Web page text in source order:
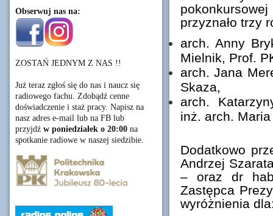
Obserwuj nas na:
ZOSTAŃ JEDNYM Z NAS !!
Już teraz zgłoś się do nas i naucz się
radiowego fachu. Zdobądź cenne
doświadczenie i staż pracy. Napisz na
nasz adres e-mail lub na FB lub
przyjdź w poniedziałek o 20:00 na
spotkanie radiowe w naszej siedzibie.
przyznało trzy
arch. Anny
Mielnik, Prof.
arch. Jana
Skaza,
arch.
inż. arch.
Dodatkowo
Andrzej
– oraz dr
Zastępca
wyróżnienia